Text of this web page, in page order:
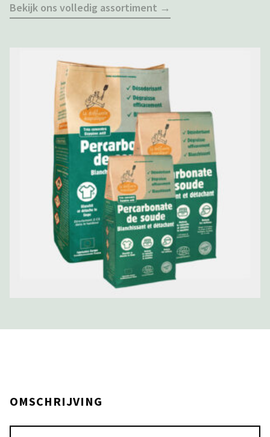
Bekijk ons volledig assortiment →
OMSCHRIJVING